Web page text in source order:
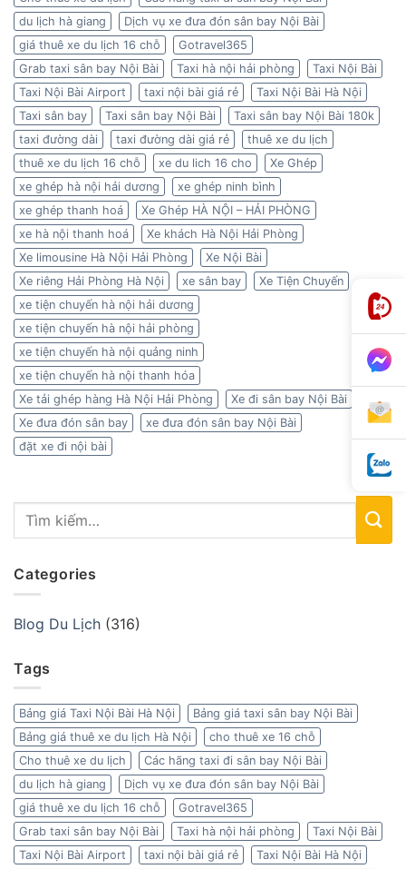
du lịch hà giang
Dịch vụ xe đưa đón sân bay Nội Bài
giá thuê xe du lịch 16 chỗ
Gotravel365
Grab taxi sân bay Nội Bài
Taxi hà nội hải phòng
Taxi Nội Bài
Taxi Nội Bài Airport
taxi nội bài giá rẻ
Taxi Nội Bài Hà Nội
Taxi sân bay
Taxi sân bay Nội Bài
Taxi sân bay Nội Bài 180k
taxi đường dài
taxi đường dài giá rẻ
thuê xe du lịch
thuê xe du lịch 16 chỗ
xe du lich 16 cho
Xe Ghép
xe ghép hà nội hải dương
xe ghép ninh bình
xe ghép thanh hoá
Xe Ghép HÀ NỘI – HẢI PHÒNG
xe hà nội thanh hoá
Xe khách Hà Nội Hải Phòng
Xe limousine Hà Nội Hải Phòng
Xe Nội Bài
Xe riêng Hải Phòng Hà Nội
xe sân bay
Xe Tiện Chuyến
xe tiện chuyến hà nội hải dương
xe tiện chuyến hà nội hải phòng
xe tiện chuyến hà nội quảng ninh
xe tiện chuyến hà nội thanh hóa
Xe tải ghép hàng Hà Nội Hải Phòng
Xe đi sân bay Nội Bài
Xe đưa đón sân bay
xe đưa đón sân bay Nội Bài
đặt xe đi nội bài
Categories
Blog Du Lịch (316)
Tags
Bảng giá Taxi Nội Bài Hà Nội
Bảng giá taxi sân bay Nội Bài
Bảng giá thuê xe du lịch Hà Nội
cho thuê xe 16 chỗ
Cho thuê xe du lịch
Các hãng taxi đi sân bay Nội Bài
du lịch hà giang
Dịch vụ xe đưa đón sân bay Nội Bài
giá thuê xe du lịch 16 chỗ
Gotravel365
Grab taxi sân bay Nội Bài
Taxi hà nội hải phòng
Taxi Nội Bài
Taxi Nội Bài Airport
taxi nội bài giá rẻ
Taxi Nội Bài Hà Nội